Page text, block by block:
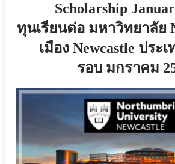
Scholarship
ทุนเรียนต่อ มหาวิทยาลัย
เมือง Newcastle ประ
รอบ มกราคม